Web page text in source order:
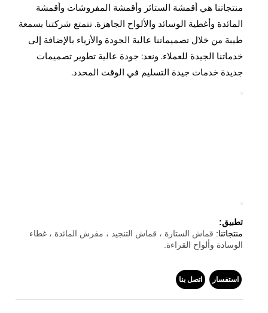
منتجاتنا هي أقمشة الستائر وأقمشة المفروشات وأقمشة
المائدة وأغطية الوسائد والألواح الجاهزة. تتمتع شركتنا بسمعة
طيبة من خلال تصميماتنا عالية الجودة والأزياء بالإضافة إلى
خدماتنا الجيدة للعملاء. ونعد: جودة عالية تطوير تصميمات
جديدة خدمات جيدة التسليم في الوقت المحدد.
تطبيق:
منتجاتنا: قماش الستارة ، قماش التنجيد ، مفرش المائدة ، غطاء
الوسادة وألواح القراءة.
استفسار اتصل بنا